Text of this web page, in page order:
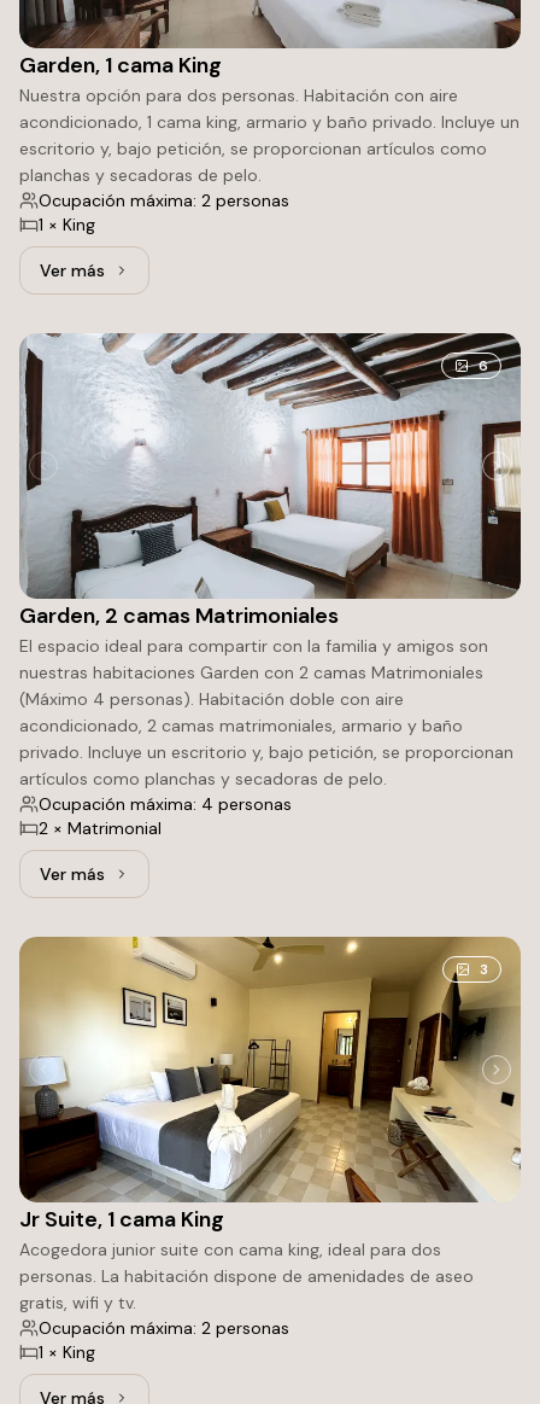
Garden, 1 cama King
Nuestra opción para dos personas. Habitación con aire
acondicionado, 1 cama king, armario y baño privado. Incluye un
escritorio y, bajo petición, se proporcionan artículos como
planchas y secadoras de pelo.
Ocupación máxima: 2 personas
1 × King
Ver másVer más: Garden, 1 cama King
6
Garden, 2 camas Matrimoniales
El espacio ideal para compartir con la familia y amigos son
nuestras habitaciones Garden con 2 camas Matrimoniales
(Máximo 4 personas). Habitación doble con aire
acondicionado, 2 camas matrimoniales, armario y baño
privado. Incluye un escritorio y, bajo petición, se proporcionan
artículos como planchas y secadoras de pelo.
Ocupación máxima: 4 personas
2 × Matrimonial
Ver másVer más: Garden, 2 camas Matrimoniales
3
Jr Suite, 1 cama King
Acogedora junior suite con cama king, ideal para dos
personas. La habitación dispone de amenidades de aseo
gratis, wifi y tv.
Ocupación máxima: 2 personas
1 × King
Ver más